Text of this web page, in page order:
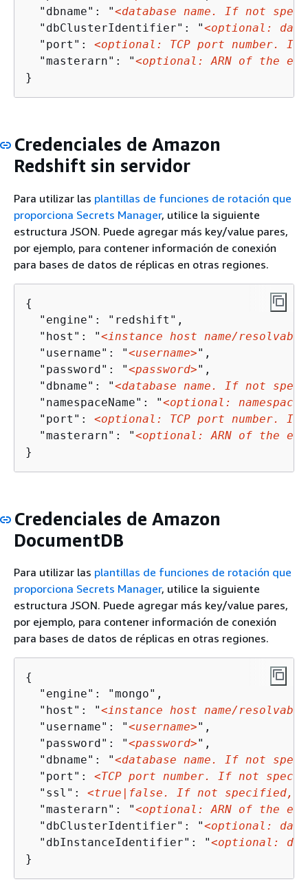
  "dbname": "
<database name. If not
  "dbClusterIdentifier": "
<optional:
  "port":
<optional: TCP port number.
  "masterarn": "
<optional: ARN of the
}
Credenciales de Amazon
Redshift sin servidor
Para utilizar las plantillas de funciones de rotación que
proporciona Secrets Manager, utilice la siguiente
estructura JSON. Puede agregar más key/value pares,
por ejemplo, para contener información de conexión
para bases de datos de réplicas en otras regiones.
{
  "engine": "redshift",
  "host": "
<instance host name/resolvable
  "username": "
<username>",
  "password": "
<password>",
  "dbname": "
<database name. If not
  "namespaceName": "
<optional:
  "port":
<optional: TCP port number.
  "masterarn": "
<optional: ARN of the
}
Credenciales de Amazon
DocumentDB
Para utilizar las plantillas de funciones de rotación que
proporciona Secrets Manager, utilice la siguiente
estructura JSON. Puede agregar más key/value pares,
por ejemplo, para contener información de conexión
para bases de datos de réplicas en otras regiones.
{
  "engine": "mongo",
  "host": "
<instance host name/resolvable
  "username": "
<username>",
  "password": "
<password>",
  "dbname": "
<database name. If not
  "port":
<TCP port number. If not
  "ssl":
<true|false. If not specified,
  "masterarn": "
<optional: ARN of the
  "dbClusterIdentifier": "
<optional:
  "dbInstanceIdentifier": "
<optional:
}